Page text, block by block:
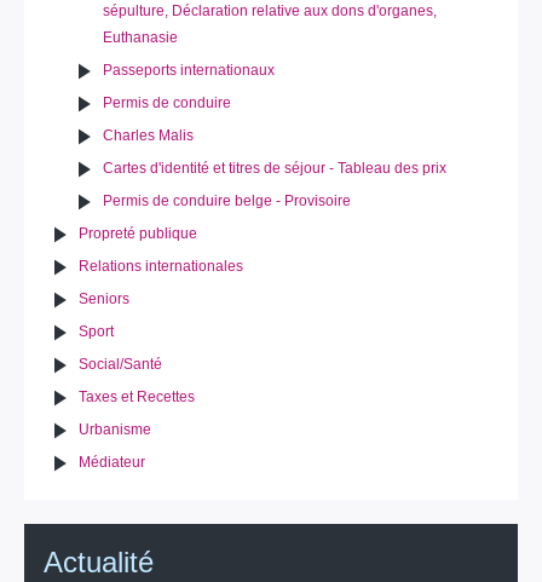
sépulture, Déclaration relative aux dons d'organes,
Euthanasie
Passeports internationaux
Permis de conduire
Charles Malis
Cartes d'identité et titres de séjour - Tableau des prix
Permis de conduire belge - Provisoire
Propreté publique
Relations internationales
Seniors
Sport
Social/Santé
Taxes et Recettes
Urbanisme
Médiateur
Actualité